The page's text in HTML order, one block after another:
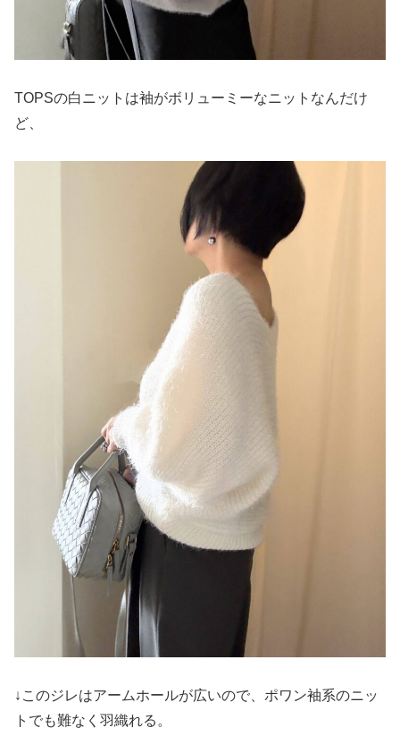
TOPSの白ニットは袖がボリューミーなニットなんだけ
ど、
↓このジレはアームホールが広いので、ポワン袖系のニッ
トでも難なく羽織れる。